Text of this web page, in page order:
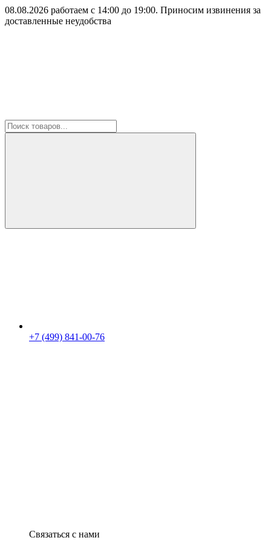
08.08.2026 работаем с 14:00 до 19:00. Приносим извинения за
доставленные неудобства
+7 (499) 841-00-76
Связаться с нами